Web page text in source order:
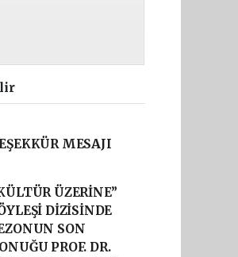
MESAJI
ÜZERİNE”
DİZİSİNDE
SON
PROF. DR.